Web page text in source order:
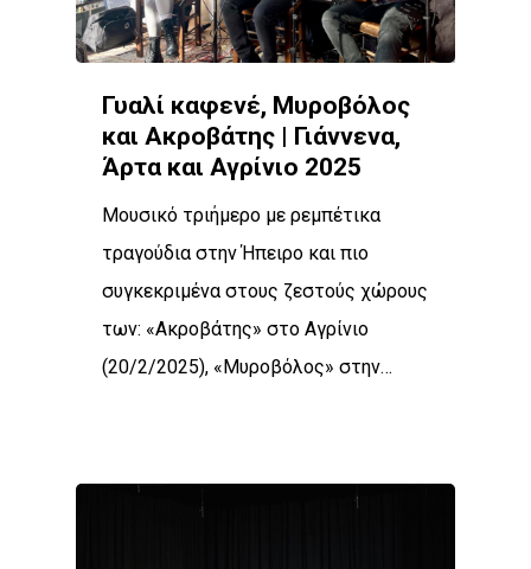
Γυαλί καφενέ, Μυροβόλος
και Ακροβάτης | Γιάννενα,
Άρτα και Αγρίνιο 2025
Μουσικό τριήμερο με ρεμπέτικα
τραγούδια στην Ήπειρο και πιο
συγκεκριμένα στους ζεστούς χώρους
των: «Ακροβάτης» στο Αγρίνιο
(20/2/2025), «Μυροβόλος» στην…
Δισκογραφία
Βιβλιογραφία
Ζωντανές εμφανίσεις
Υλικό